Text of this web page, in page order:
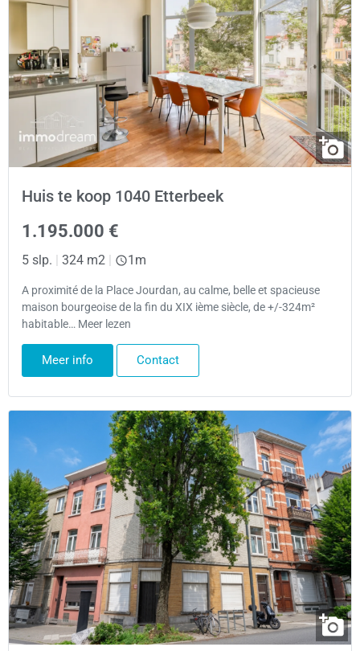
Huis te koop 1040 Etterbeek
1.195.000 €
5 slp. 324 m2 1m
A proximité de la Place Jourdan, au calme, belle et spacieuse
maison bourgeoise de la fin du XIX ième siècle, de +/-324m²
habitable… Meer lezen
Meer info Contact